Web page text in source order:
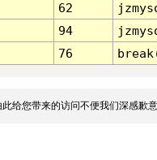
62
94
76
给您带来的访问不便我们深感歉